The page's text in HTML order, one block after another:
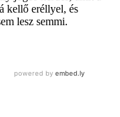
kellő eréllyel, és
lesz semmi.